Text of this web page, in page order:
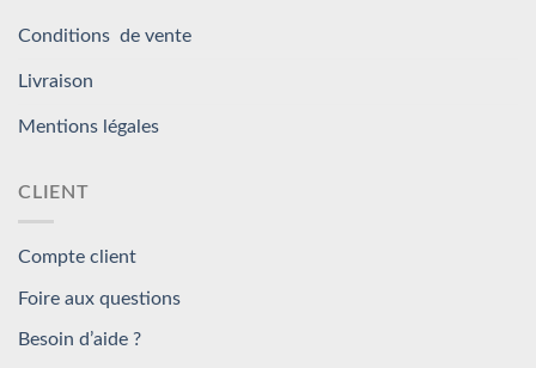
Conditions de vente
Livraison
Mentions légales
CLIENT
Compte client
Foire aux questions
Besoin d’aide ?